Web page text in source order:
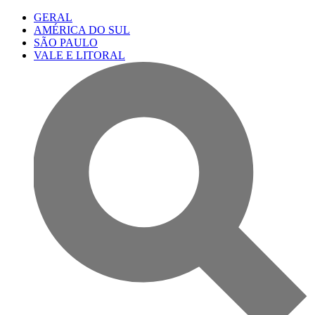
GERAL
AMÉRICA DO SUL
SÃO PAULO
VALE E LITORAL